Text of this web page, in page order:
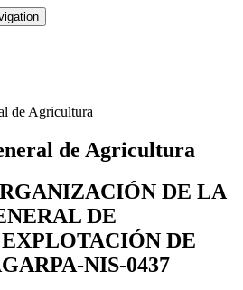
de Agricultura
de Agricultura
DE LA
DE
DE
NIS-0437